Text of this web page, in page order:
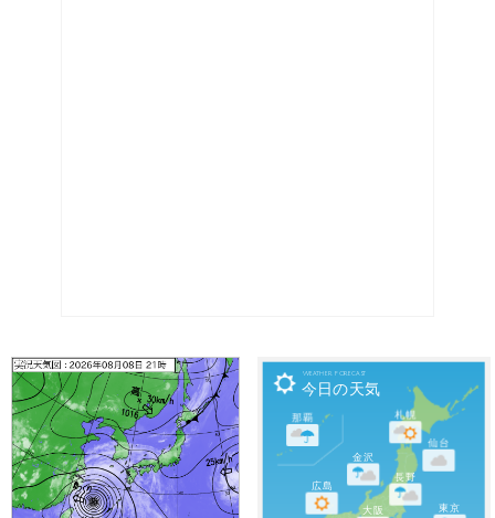
 Weather Forecast
今日の天気
札幌
仙台
金沢
東京
長野
大阪
広島
那覇